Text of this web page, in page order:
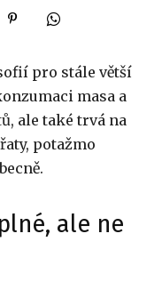
pro stále větší
masa a
ale také trvá na
potažmo
ale ne